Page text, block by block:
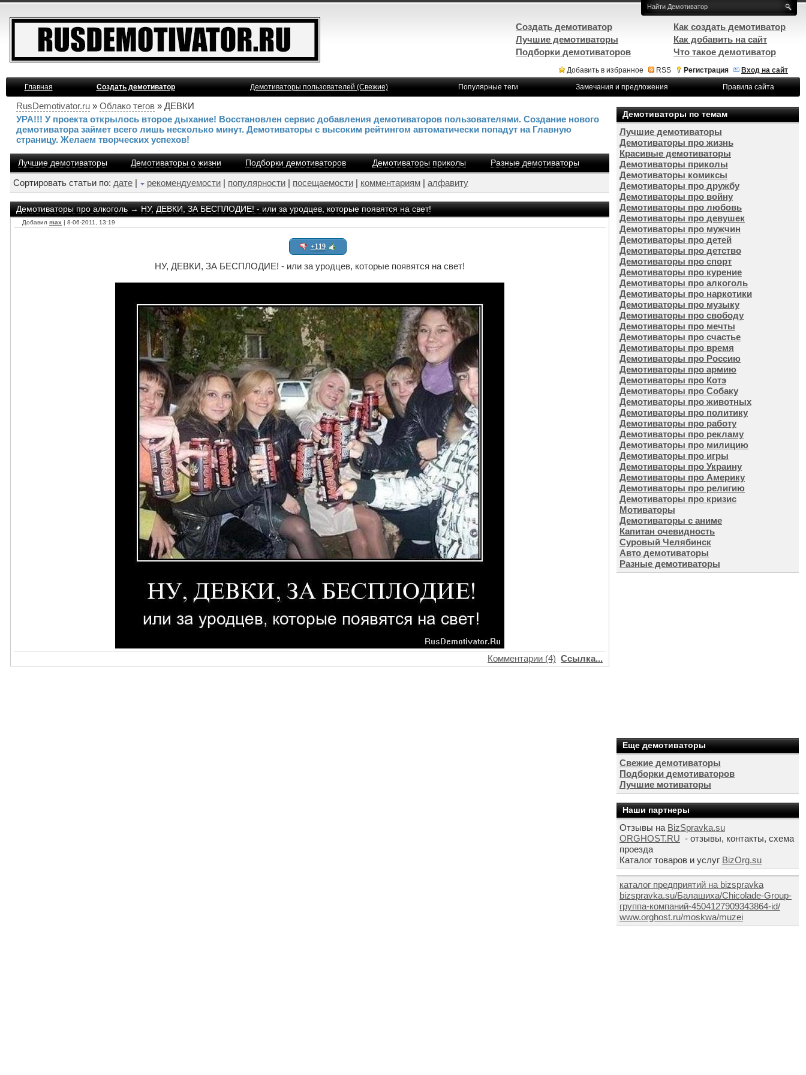
Добавить в избранное RSS Регистрация
Вход на сайт
Главная
Создать демотиватор Демотиваторы пользователей (Свежие) Популярные теги Замечания и предложения Правила сайта
RusDemotivator.ru » Облако тегов » ДЕВКИ
УРА!!! У проекта открылось второе дыхание! Восстановлен сервис добавления демотиваторов пользователями. Создание нового
демотиватора займет всего лишь несколько минут. Демотиваторы с высоким рейтингом автоматически попадут на Главную
страницу. Желаем творческих успехов!
Лучшие демотиваторы Демотиваторы о жизни Подборки демотиваторов Демотиваторы приколы Разные демотиваторы
Сортировать статьи по: дате | рекомендуемости | популярности | посещаемости | комментариям | алфавиту
Демотиваторы про алкоголь→НУ, ДЕВКИ, ЗА БЕСПЛОДИЕ! - или за уродцев, которые появятся на свет!
Добавил max | 8-06-2011, 13:19
+119
НУ, ДЕВКИ, ЗА БЕСПЛОДИЕ! - или за уродцев, которые появятся на свет!
Комментарии (4) Ссылка...
Демотиваторы по темам
Лучшие демотиваторы
Демотиваторы про жизнь
Красивые демотиваторы
Демотиваторы приколы
Демотиваторы комиксы
Демотиваторы про дружбу
Демотиваторы про войну
Демотиваторы про любовь
Демотиваторы про девушек
Демотиваторы про мужчин
Демотиваторы про детей
Демотиваторы про детство
Демотиваторы про спорт
Демотиваторы про курение
Демотиваторы про алкоголь
Демотиваторы про наркотики
Демотиваторы про музыку
Демотиваторы про свободу
Демотиваторы про мечты
Демотиваторы про счастье
Демотиваторы про время
Демотиваторы про Россию
Демотиваторы про армию
Демотиваторы про Котэ
Демотиваторы про Собаку
Демотиваторы про животных
Демотиваторы про политику
Демотиваторы про работу
Демотиваторы про рекламу
Демотиваторы про милицию
Демотиваторы про игры
Демотиваторы про Украину
Демотиваторы про Америку
Демотиваторы про религию
Демотиваторы про кризис
Мотиваторы
Демотиваторы с аниме
Капитан очевидность
Суровый Челябинск
Авто демотиваторы
Разные демотиваторы
Еще демотиваторы
Свежие демотиваторы
Подборки демотиваторов
Лучшие мотиваторы
Наши партнеры
Отзывы на BizSpravka.su
ORGHOST.RU - отзывы, контакты, схема
проезда
Каталог товаров и услуг BizOrg.su
каталог предприятий на bizspravka
bizspravka.su/Балашиха/Chicolade-Group-
группа-компаний-4504127909343864-id/
www.orghost.ru/moskwa/muzei
Создать демотиватор
Лучшие демотиваторы
Подборки демотиваторов
Как создать демотиватор
Как добавить на сайт
Что такое демотиватор